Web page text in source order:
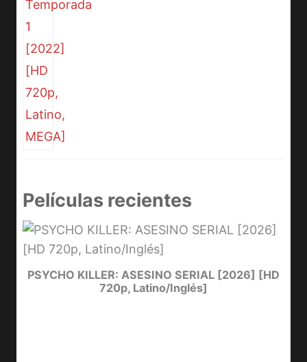
Películas recientes
PSYCHO KILLER: ASESINO SERIAL [2026] [HD
720p, Latino/Inglés]